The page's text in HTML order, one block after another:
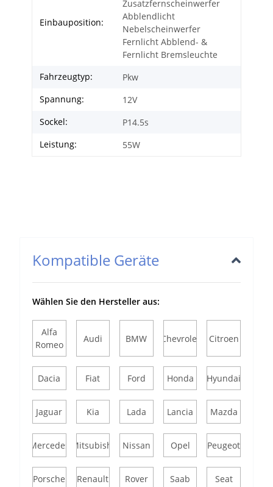
Einbauposition:
Zusatzfernscheinwerfer
Abblendlicht
Nebelscheinwerfer
Fernlicht Abblend- &
Fernlicht Bremsleuchte
Fahrzeugtyp:
Pkw
Spannung:
12V
Sockel:
P14.5s
Leistung:
55W
Kompatible Geräte
Wählen Sie den Hersteller aus:
Alfa
Romeo
Audi BMW Chevrolet Citroen
Dacia Fiat Ford Honda Hyundai
Jaguar Kia Lada Lancia Mazda
Mercedes Mitsubishi Nissan Opel Peugeot
Porsche Renault Rover Saab Seat